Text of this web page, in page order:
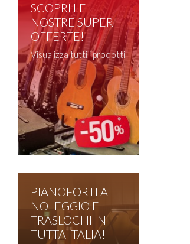
SCOPRI LE
NOSTRE SUPER
OFFERTE!
Visualizza tutti i prodotti
PIANOFORTI A
NOLEGGIO E
TRASLOCHI IN
TUTTA ITALIA!